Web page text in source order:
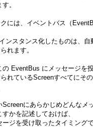
。
には、イベントバス（
ンスタンス化したものは、自
れます。
EventBus にメッセージを投
れているScreenすべてにそ
にあらかじめどんなメ
かを記述しておけば、
ージを受け取ったタイミング